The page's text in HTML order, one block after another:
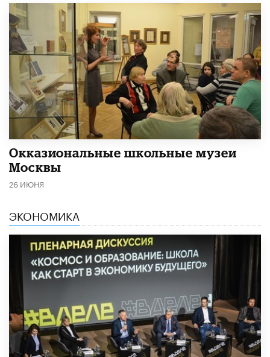
​Окказиональные школьные музеи
Москвы
26 ИЮНЯ
ЭКОНОМИКА